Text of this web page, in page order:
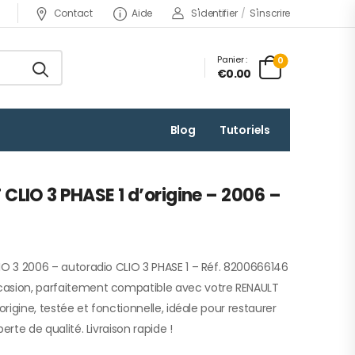
Contact Aide S'identifier / S'inscrire
Panier :
€0.00
0
Blog
Tutoriels
3 PHASE 1 d’origine – 2006 –
3 2006 – autoradio CLIO 3 PHASE 1 – Réf. 8200666146
parfaitement compatible avec votre RENAULT
testée et fonctionnelle, idéale pour restaurer
de qualité. Livraison rapide !